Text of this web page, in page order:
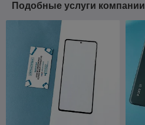
Подобные услуги компании